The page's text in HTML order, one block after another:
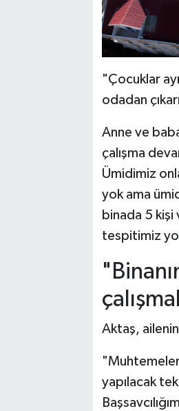
"Çocuklar
odadan
Anne ve
çalışma
Ümidimiz
yok ama
binada 5 kişi
tespitimiz
Aktaş,
"Muhtemelen
yapılacak